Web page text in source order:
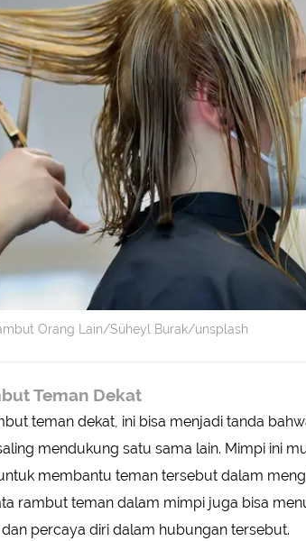
Orang Lain/Süheyl Burak/unsplash
Teman Dekat
teman dekat, ini bisa menjadi tanda
mendukung satu sama lain. Mimpi ini
membantu teman tersebut dalam
rambut teman dalam mimpi juga bisa
percaya diri dalam hubungan tersebut.